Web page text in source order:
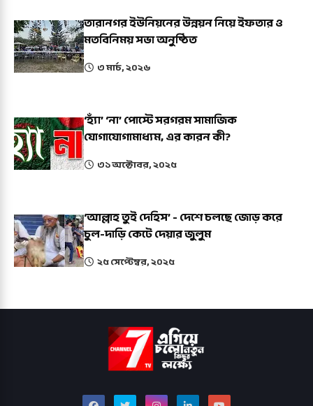
তারানগর ইউনিয়নের উন্নয়ন নিয়ে ইফতার ও
মতবিনিময় সভা অনুষ্ঠিত
৩ মার্চ, ২০২৬
‘হ্যাঁ’ ‘না’ পোস্টে সরগরম সামাজিক
যোগাযোগামাধ্যম, এর কারন কী?
৩১ অক্টোবর, ২০২৫
‘আল্লাহ তুই দেহিস’ - দেশে চলছে জোড় করে
চুল-দাড়ি কেটে দেয়ার জুলুম
২৫ সেপ্টেম্বর, ২০২৫